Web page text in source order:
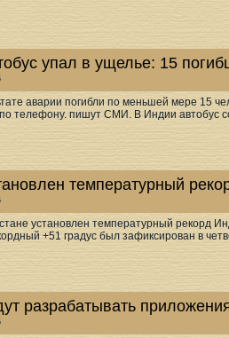
упал в ущелье: 15
аварии погибли по меньшей мере 15
телефону. пишут СМИ. В Индии автобус
температурный
установлен температурный рекорд
+51 градус был зафиксирован в
разрабатывать